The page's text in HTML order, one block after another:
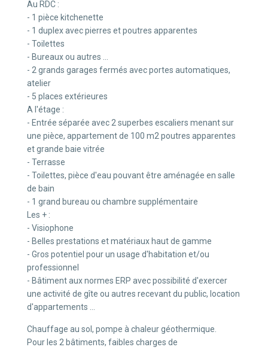
Au RDC :
- 1 pièce kitchenette
- 1 duplex avec pierres et poutres apparentes
- Toilettes
- Bureaux ou autres ...
- 2 grands garages fermés avec portes automatiques,
atelier
- 5 places extérieures
A l'étage :
- Entrée séparée avec 2 superbes escaliers menant sur
une pièce, appartement de 100 m2 poutres apparentes
et grande baie vitrée
- Terrasse
- Toilettes, pièce d'eau pouvant être aménagée en salle
de bain
- 1 grand bureau ou chambre supplémentaire
Les + :
- Visiophone
- Belles prestations et matériaux haut de gamme
- Gros potentiel pour un usage d'habitation et/ou
professionnel
- Bâtiment aux normes ERP avec possibilité d'exercer
une activité de gîte ou autres recevant du public, location
d'appartements ...
Chauffage au sol, pompe à chaleur géothermique.
Pour les 2 bâtiments, faibles charges de